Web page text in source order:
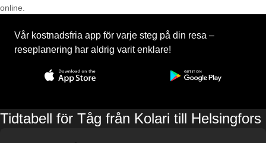
online.
Vår kostnadsfria app för varje steg på din resa –
reseplanering har aldrig varit enklare!
Tidtabell för Tåg från Kolari till Helsingfors